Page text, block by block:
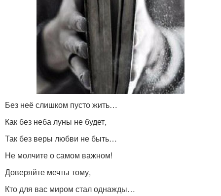
Без неё слишком пусто жить…
Как без неба луны не будет,
Так без веры любви не быть…
Не молчите о самом важном!
Доверяйте мечты тому,
Кто для вас миром стал однажды…